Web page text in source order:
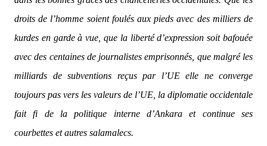
droits de l’homme soient foulés aux pieds avec des milliers de
kurdes en garde à vue, que la liberté d’expression soit bafouée
avec des centaines de journalistes emprisonnés, que malgré les
milliards de subventions reçus par l’UE elle ne converge
toujours pas vers les valeurs de l’UE, la diplomatie occidentale
fait fi de la politique interne d’Ankara et continue ses
courbettes et autres salamalecs.